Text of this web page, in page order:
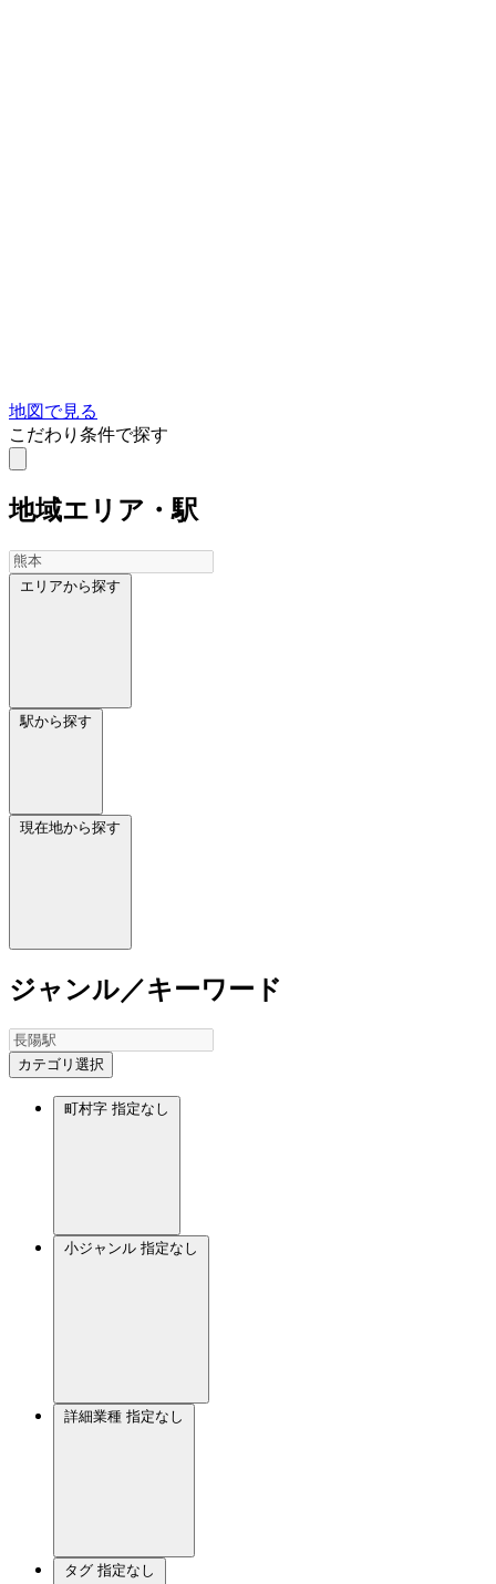
地図で見る
こだわり条件で探す
地域エリア・駅
エリアから探す
駅から探す
現在地から探す
ジャンル／キーワード
カテゴリ選択
町村字 指定なし
小ジャンル 指定なし
詳細業種 指定なし
タグ 指定なし